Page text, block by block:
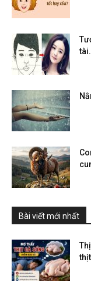
Bài viết mới nhất